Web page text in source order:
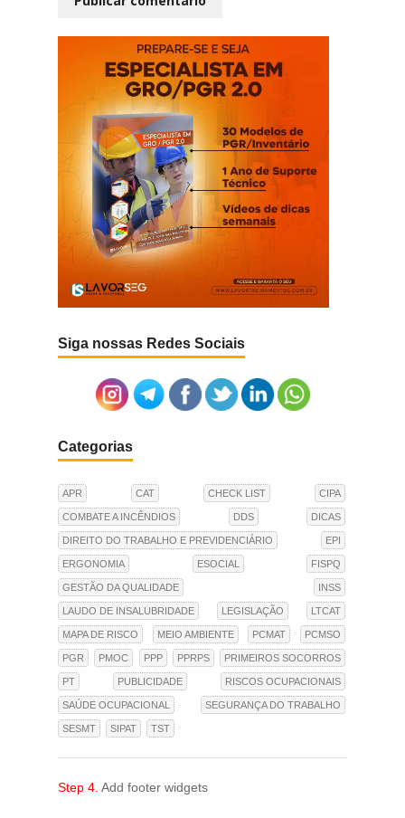
Siga nossas Redes Sociais
Categorias
APR CAT CHECK LIST CIPA
COMBATE A INCÊNDIOS DDS DICAS
DIREITO DO TRABALHO E PREVIDENCIÁRIO EPI
ERGONOMIA ESOCIAL FISPQ
GESTÃO DA QUALIDADE INSS
LAUDO DE INSALUBRIDADE LEGISLAÇÃO LTCAT
MAPA DE RISCO MEIO AMBIENTE PCMAT PCMSO
PGR PMOC PPP PPRPS PRIMEIROS SOCORROS
PT PUBLICIDADE RISCOS OCUPACIONAIS
SAÚDE OCUPACIONAL SEGURANÇA DO TRABALHO
SESMT SIPAT TST
Step 4. Add footer widgets